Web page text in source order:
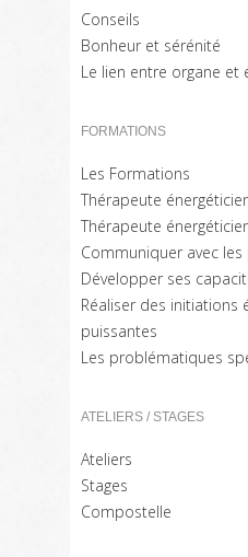
Conseils
Bonheur et sérénité
Le lien entre organe et
FORMATIONS
Les Formations
Thérapeute
Thérapeute
Communiquer avec
Développer ses
Réaliser des initiations
puissantes
Les problématiques
ATELIERS / STAGES
Ateliers
Stages
Compostelle